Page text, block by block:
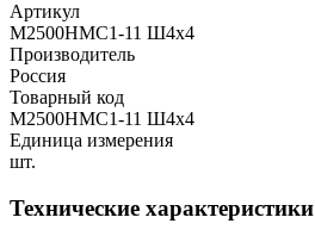
Артикул
М2500НМС1-11 Ш4х4
Производитель
Россия
Товарный код
М2500НМС1-11 Ш4х4
Единица измерения
шт.
Технические характеристики